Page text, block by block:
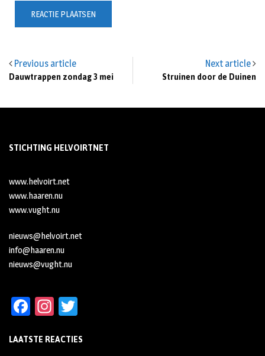
Previous article
Dauwtrappen zondag 3 mei
Next article
Struinen door de Duinen
STICHTING HELVOIRTNET
www.helvoirt.net
www.haaren.nu
www.vught.nu
nieuws@helvoirt.net
info@haaren.nu
nieuws@vught.nu
Fa
b
In
ag tt
LAATSTE REACTIES